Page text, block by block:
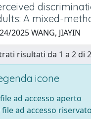
A mixed-
2025 WANG, JIAYIN
risultati da 1 a 2 di 2
icone
file ad accesso aperto
file ad accesso riservato